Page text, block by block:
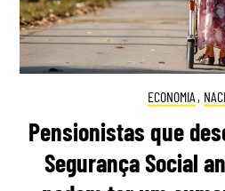
ECONOMIA ,
Pensionistas que
Segurança Social